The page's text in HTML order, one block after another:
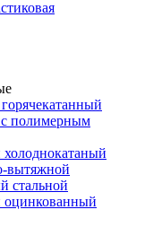
полимерным
холоднокатаный
вытяжной
стальной
оцинкованный